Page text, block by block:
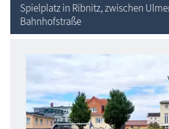
Spielplatz in Ribnitz, zwischen
Bahnhofstraße